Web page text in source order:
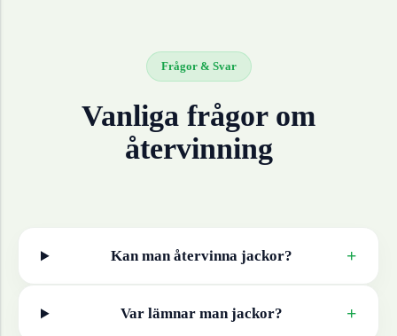
Frågor & Svar
Vanliga frågor om
återvinning
Kan man återvinna jackor? +
Var lämnar man jackor? +